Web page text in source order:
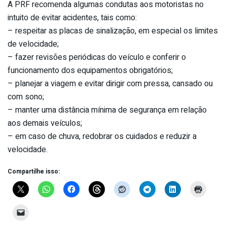
A PRF recomenda algumas condutas aos motoristas no
intuito de evitar acidentes, tais como:
– respeitar as placas de sinalização, em especial os limites
de velocidade;
– fazer revisões periódicas do veículo e conferir o
funcionamento dos equipamentos obrigatórios;
– planejar a viagem e evitar dirigir com pressa, cansado ou
com sono;
– manter uma distância mínima de segurança em relação
aos demais veículos;
– em caso de chuva, redobrar os cuidados e reduzir a
velocidade.
Compartilhe isso: